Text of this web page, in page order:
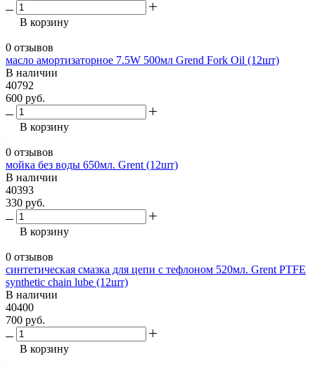
В корзину
0 отзывов
масло амортизаторное 7.5W 500мл Grend Fork Oil (12шт)
В наличии
40792
600 руб.
В корзину
0 отзывов
мойка без воды 650мл. Grent (12шт)
В наличии
40393
330 руб.
В корзину
0 отзывов
синтетическая смазка для цепи с тефлоном 520мл. Grent PTFE
synthetic chain lube (12шт)
В наличии
40400
700 руб.
В корзину